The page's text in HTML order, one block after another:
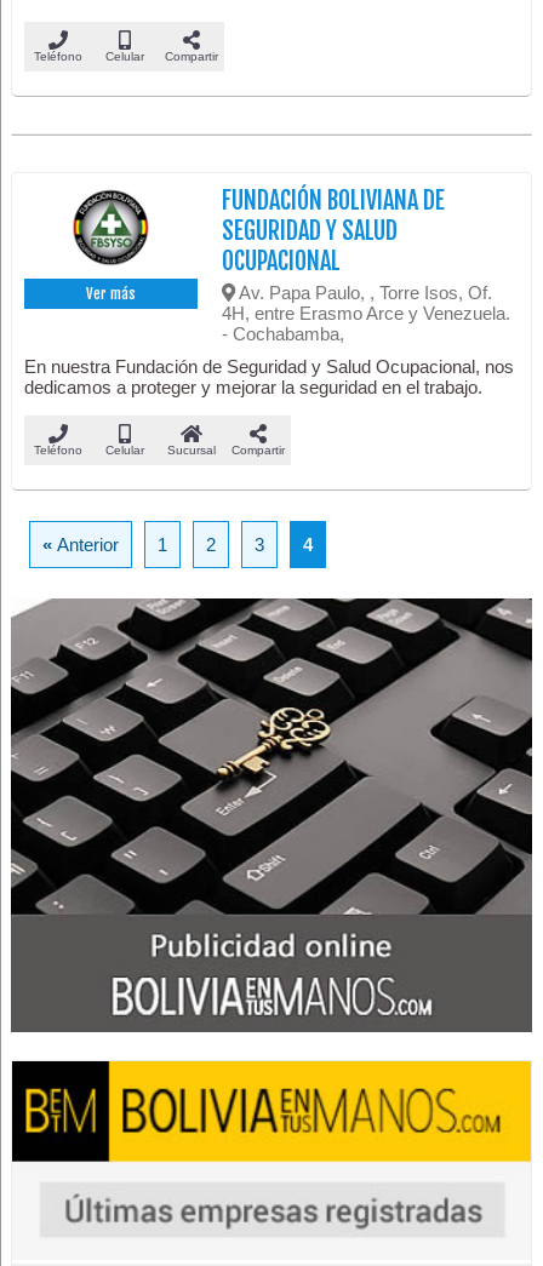
Teléfono Celular Compartir
Ver más
FUNDACIÓN BOLIVIANA DE
SEGURIDAD Y SALUD
OCUPACIONAL
Av. Papa Paulo, , Torre Isos, Of.
4H, entre Erasmo Arce y Venezuela.
- Cochabamba,
En nuestra Fundación de Seguridad y Salud Ocupacional, nos
dedicamos a proteger y mejorar la seguridad en el trabajo.
Teléfono Celular Sucursal Compartir
«Anterior 1 2 3 4